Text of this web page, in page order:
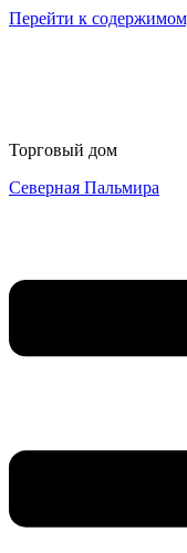
Перейти к
Торговый дом
Северная Пальмира